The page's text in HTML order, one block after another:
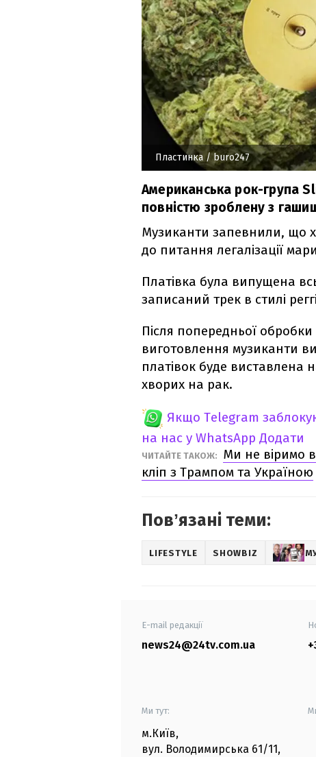
Пластинка / buro247
Американська рок-група
повністю зроблену з
Музиканти запевнили, що
до питання легалізації
Платівка була випущена
записаний трек в стилі
Після попередньої
виготовлення музиканти
платівок буде виставлена
хворих на рак.
Якщо Telegram
на нас у WhatsApp Додати
ЧИТАЙТЕ ТАКОЖ:
Ми не віримо
кліп з Трампом та Україною
Повʼязані теми:
LIFESTYLE SHOWBIZ
E-mail редакції
news24@24tv.com.ua
Ми тут:
м.Київ,
вул. Володимирська 61/11,